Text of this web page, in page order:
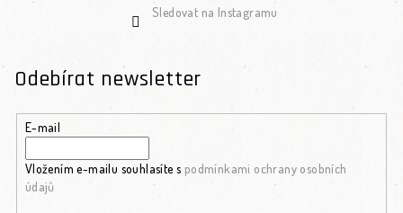
Sledovat na Instagramu
Odebírat newsletter
E-mail
Vložením e-mailu souhlasíte s podmínkami ochrany osobních
údajů